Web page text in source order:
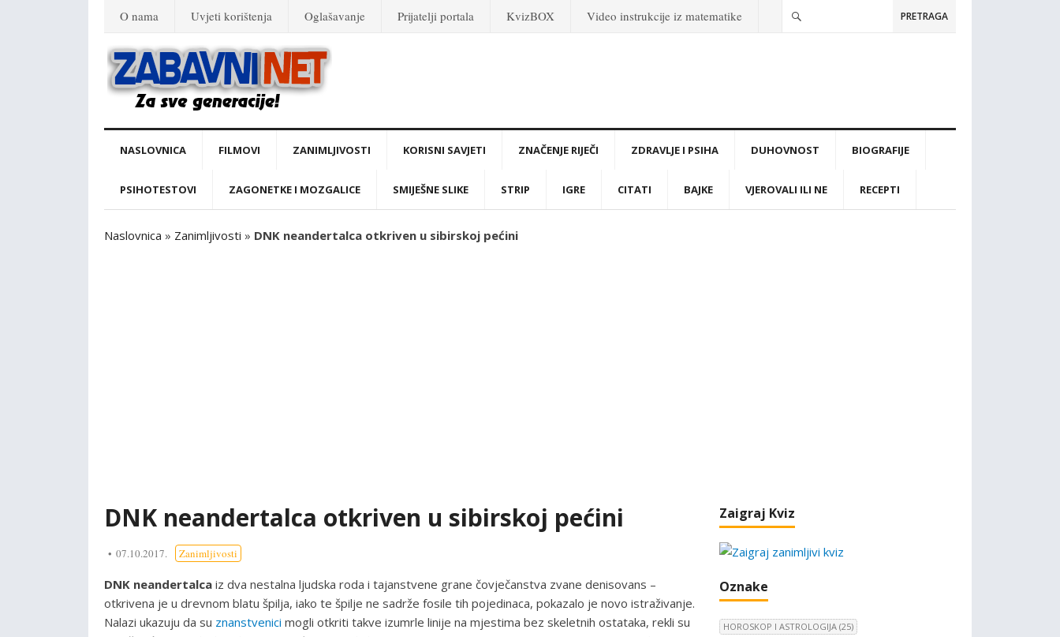
O nama Uvjeti korištenja Oglašavanje Prijatelji portala KvizBOX Video instrukcije iz matematike PRETRAGA
NASLOVNICA FILMOVI ZANIMLJIVOSTI KORISNI SAVJETI ZNAČENJE RIJEČI ZDRAVLJE I PSIHA DUHOVNOST BIOGRAFIJE
PSIHOTESTOVI ZAGONETKE I MOZGALICE SMIJEŠNE SLIKE STRIP IGRE CITATI BAJKE VJEROVALI ILI NE RECEPTI
Naslovnica » Zanimljivosti » DNK neandertalca otkriven u sibirskoj pećini
DNK neandertalca otkriven u sibirskoj pećini
07.10.2017. Zanimljivosti
DNK neandertalca iz dva nestalna ljudska roda i tajanstvene grane čovječanstva zvane denisovans –
otkrivena je u drevnom blatu špilja, iako te špilje ne sadrže fosile tih pojedinaca, pokazalo je novo istraživanje.
Nalazi ukazuju da su znanstvenici mogli otkriti takve izumrle linije na mjestima bez skeletnih ostataka, rekli su
Zaigraj Kviz
Oznake
HOROSKOP I ASTROLOGIJA (25)